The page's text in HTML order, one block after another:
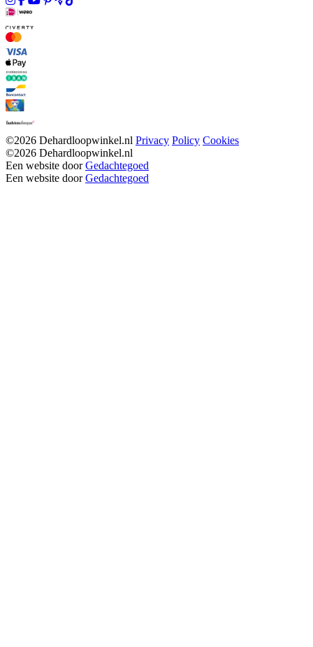
©2026 Dehardloopwinkel.nl Privacy Policy Cookies
©2026 Dehardloopwinkel.nl
Een website doorGedachtegoed
Een website doorGedachtegoed